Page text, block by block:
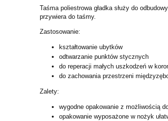
Taśma poliestrowa gładka służy do
przywiera do taśmy.
Zastosowanie:
kształtowanie ubytków
odtwarzanie punktów stycznych
do reperacji małych uszkodzeń w
do zachowania przestrzeni
Zalety:
wygodne opakowanie z możliwością
opakowanie wyposażone w nożyk